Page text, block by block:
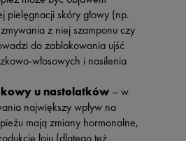
pielęgnacji skóry głowy (np.
z niej szamponu czy
do zablokowania ujść
włosowych i nasilenia
u nastolatków – w
największy wpływ na
mają zmiany hormonalne,
łoju (dlatego też